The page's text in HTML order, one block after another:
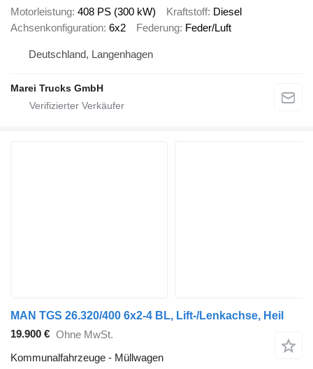
Motorleistung 408 PS (300 kW) Kraftstoff Diesel
Achsenkonfiguration 6x2 Federung Feder/Luft
Deutschland, Langenhagen
Marei Trucks GmbH
MAN TGS 26.320/400 6x2-4 BL, Lift-/Lenkachse, Heil
19.900 € Ohne MwSt.
Kommunalfahrzeuge - Müllwagen